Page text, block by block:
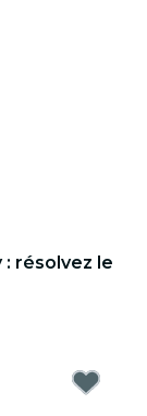
résolvez le